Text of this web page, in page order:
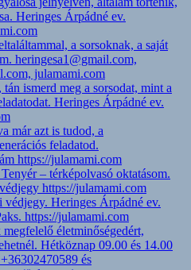
Heringes Árpádné ev.
a sorsoknak, a saját
heringesa1@gmail.com,
julamami.com
ismerd meg a sorsodat, mint a
Heringes Árpádné ev.
már azt is tudod, a
feladatod.
https://julamami.com
– térképolvasó oktatásom.
https://julamami.com
védjegy. Heringes Árpádné ev.
https://julamami.com
életminőségedért,
Hétköznap 09.00 és 14.00
és